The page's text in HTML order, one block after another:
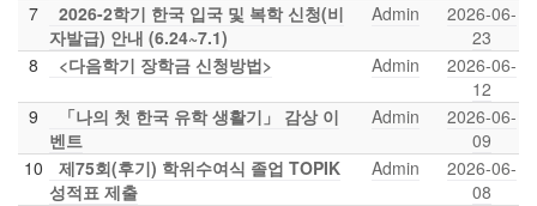
7
2026-2학기 한국 입국 및 복학 신청(비
자발급) 안내 (6.24~7.1)
Admin
2026-06-
23
8
<다음학기 장학금 신청방법> Admin
2026-06-
12
9
「나의 첫 한국 유학 생활기」 감상 이
벤트
Admin
2026-06-
09
10
제75회(후기) 학위수여식 졸업 TOPIK
성적표 제출
Admin
2026-06-
08